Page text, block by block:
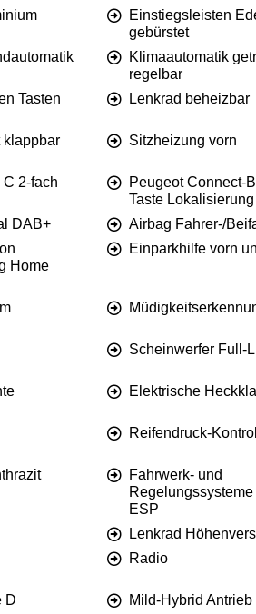
Einstiegsleisten
gebürstet
Klimaautomatik
regelbar
Tasten Lenkrad beheizbar
klappbar
Sitzheizung vorn
2-fach
Peugeot Connect-
Taste
DAB+ Airbag Fahrer-/
Home
Einparkhilfe vorn
Scheinwerfer Full-
Elektrische
Reifendruck-
Fahrwerk- und
ESP
Lenkrad
Radio
D Mild-Hybrid Antrieb